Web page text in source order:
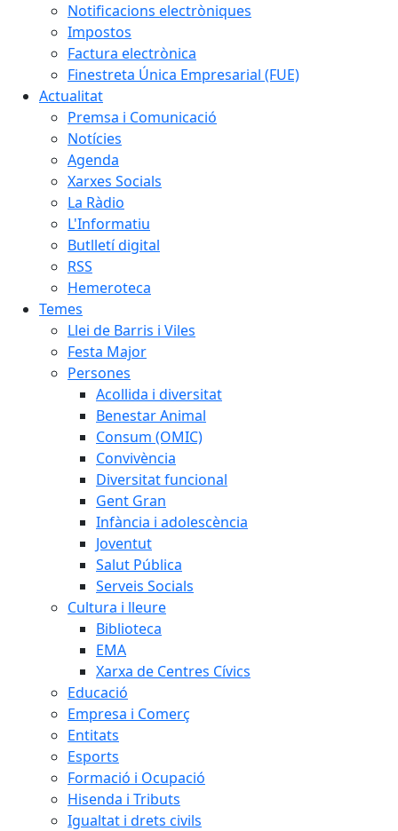
Notificacions electròniques
Impostos
Factura electrònica
Finestreta Única Empresarial (FUE)
Actualitat
Premsa i Comunicació
Notícies
Agenda
Xarxes Socials
La Ràdio
L'Informatiu
Butlletí digital
RSS
Hemeroteca
Temes
Llei de Barris i Viles
Festa Major
Persones
Acollida i diversitat
Benestar Animal
Consum (OMIC)
Convivència
Diversitat funcional
Gent Gran
Infància i adolescència
Joventut
Salut Pública
Serveis Socials
Cultura i lleure
Biblioteca
EMA
Xarxa de Centres Cívics
Educació
Empresa i Comerç
Entitats
Esports
Formació i Ocupació
Hisenda i Tributs
Igualtat i drets civils